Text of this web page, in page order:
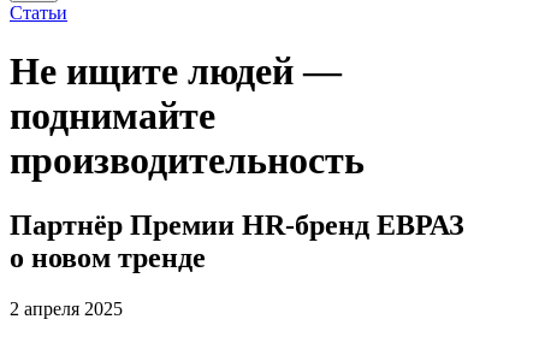
Статьи
Не ищите людей —
поднимайте
производительность
Партнёр Премии HR-бренд ЕВРАЗ
о новом тренде
2 апреля 2025